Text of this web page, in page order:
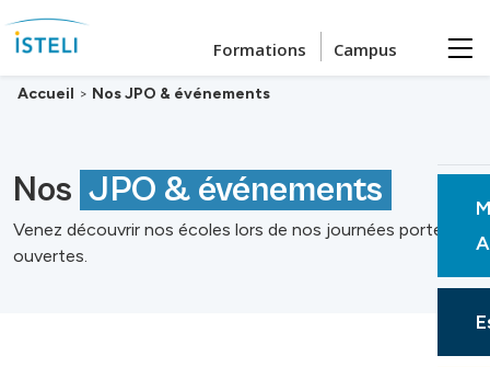
Formations Campus
Accueil > Nos JPO & événements
Nos JPO & événements
Venez découvrir nos écoles lors de nos journées portes
ouvertes.